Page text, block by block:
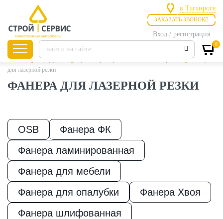
в Таганроге
в Ростове-
в Таганроге
ЗАКАЗАТЬ ЗВОНОК
Вход / регистрация
Утепление
Материалы для
отделки
0
Главная Продукция для лазерной резки Листовые материалы
Фанера
для лазерной резки
ФАНЕРА ДЛЯ ЛАЗЕРНОЙ РЕЗКИ
OSB
Фанера ФК
Фанера ламинированная
Фанера для мебели
Фанера для опалубки
Фанера Хвоя
Фанера шлифованная